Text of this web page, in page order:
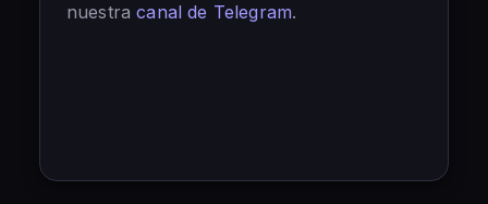
nuestracanal de Telegram.